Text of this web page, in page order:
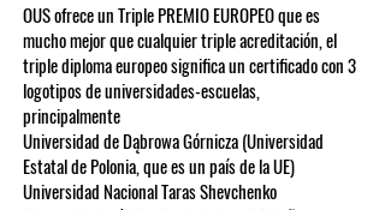
OUS ofrece un Triple PREMIO EUROPEO que es
mucho mejor que cualquier triple acreditación, el
triple diploma europeo significa un certificado con 3
logotipos de universidades-escuelas,
principalmente
Universidad de Dąbrowa Górnicza (Universidad
Estatal de Polonia, que es un país de la UE)
Universidad Nacional Taras Shevchenko